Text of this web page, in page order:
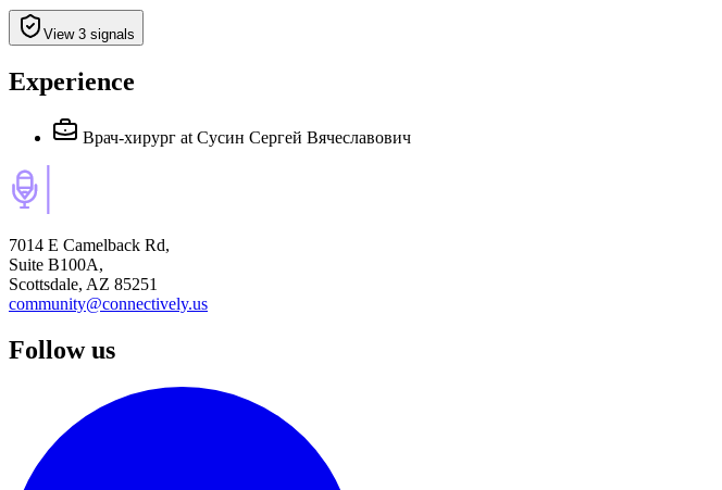
View 3 signals
Experience
Врач-хирург at Сусин Сергей Вячеславович
7014 E Camelback Rd,
Suite B100A,
Scottsdale, AZ 85251
community@connectively.us
Follow us